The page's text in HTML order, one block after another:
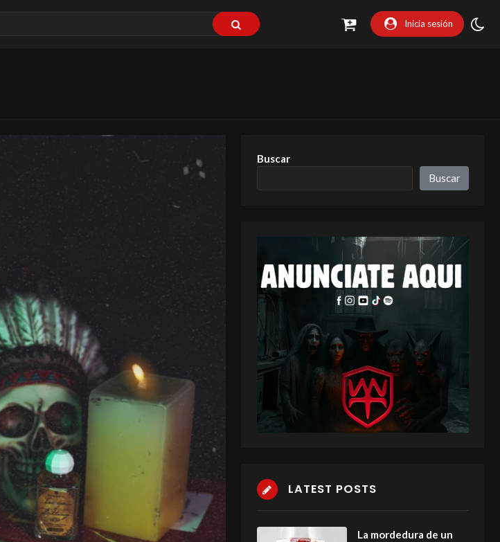
Inicia sesión
Buscar
Buscar
LATEST POSTS
La mordedura de un